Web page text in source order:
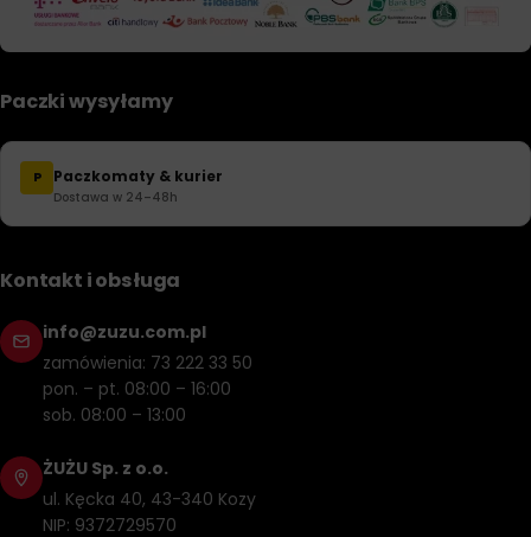
Paczki wysyłamy
P Paczkomaty & kurier
Dostawa w 24–48h
Kontakt i obsługa
info@zuzu.com.pl
zamówienia: 73 222 33 50
pon. – pt. 08:00 – 16:00
sob. 08:00 – 13:00
ŻUŻU Sp. z o.o.
ul. Kęcka 40, 43-340 Kozy
NIP: 9372729570